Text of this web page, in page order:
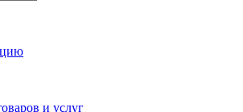
и услуг